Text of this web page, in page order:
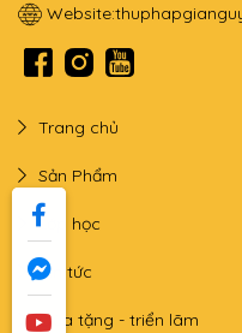
Website:
Trang chủ
Sản Phẩm
Lớp học
Tin tức
Qùa tặng - triển lãm